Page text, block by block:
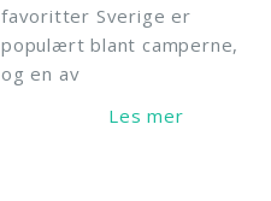
favoritter Sverige er
populært blant camperne,
og en av